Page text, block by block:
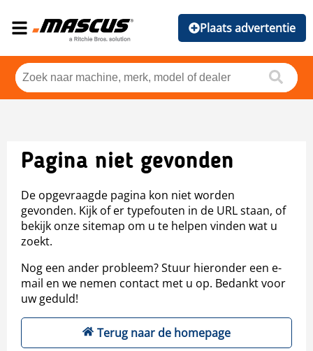
Plaats advertentie
Pagina niet gevonden
De opgevraagde pagina kon niet worden
gevonden. Kijk of er typefouten in de URL staan, of
bekijk onze sitemap om u te helpen vinden wat u
zoekt.
Nog een ander probleem? Stuur hieronder een e-
mail en we nemen contact met u op. Bedankt voor
uw geduld!
Terug naar de homepage